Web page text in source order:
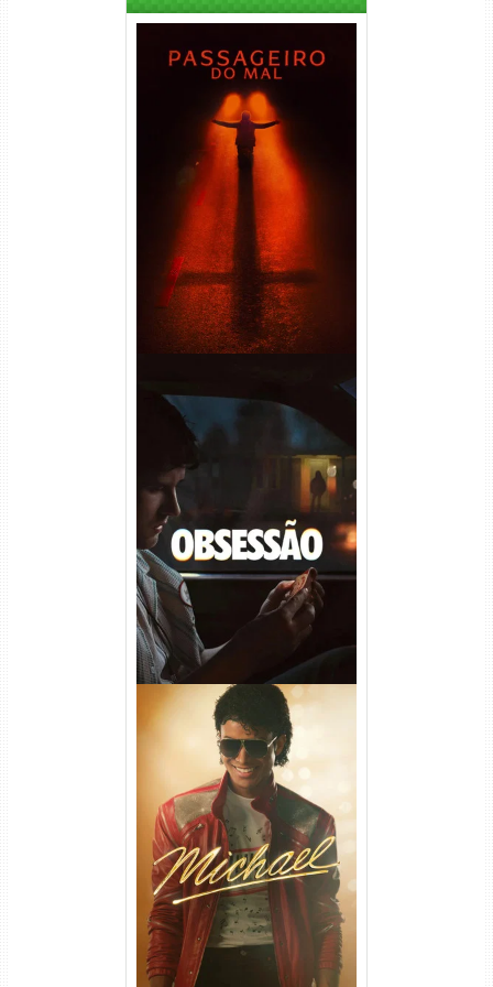
Passageiro do Mal Torrent
(2026) WEB-DL 1080p Dual
Áudio
Obsessão Torrent (2026)
WEB-DL 1080p/4K Dual
Áudio
Michael Torrent (2026) WEB-
DL 1080p/4K Dual Áudio